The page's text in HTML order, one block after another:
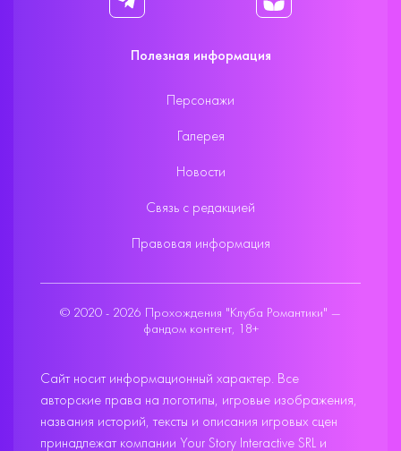
Полезная информация
Персонажи
Галерея
Новости
Связь с редакцией
Правовая информация
© 2020 - 2026 Прохождения "Клуба Романтики" —
фандом контент, 18+
Сайт носит информационный характер. Все
авторские права на логотипы, игровые изображения,
названия историй, тексты и описания игровых сцен
принадлежат компании Your Story Interactive SRL и